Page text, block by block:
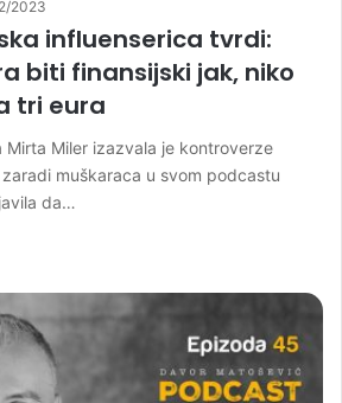
2023
influenserica tvrdi:
biti finansijski jak, niko
tri eura
Mirta Miler izazvala je kontroverze
muškaraca u svom podcastu
da…